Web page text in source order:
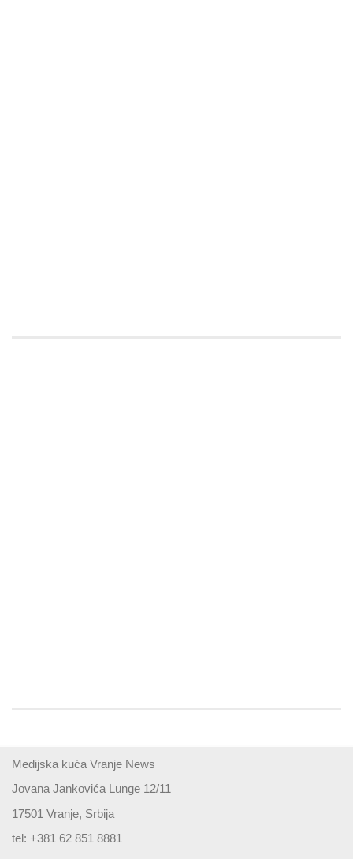
Medijska kuća Vranje News
Jovana Jankovića Lunge 12/11
17501 Vranje, Srbija
tel: +381 62 851 8881